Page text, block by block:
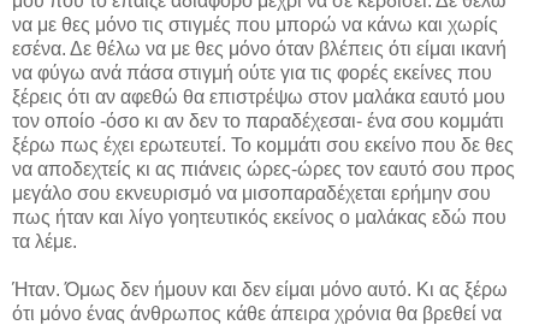
να με θες μόνο τις στιγμές που μπορώ να κάνω και χωρίς
εσένα. Δε θέλω να με θες μόνο όταν βλέπεις ότι είμαι ικανή
να φύγω ανά πάσα στιγμή ούτε για τις φορές εκείνες που
ξέρεις ότι αν αφεθώ θα επιστρέψω στον μαλάκα εαυτό μου
τον οποίο -όσο κι αν δεν το παραδέχεσαι- ένα σου κομμάτι
ξέρω πως έχει ερωτευτεί. Το κομμάτι σου εκείνο που δε θες
να αποδεχτείς κι ας πιάνεις ώρες-ώρες τον εαυτό σου προς
μεγάλο σου εκνευρισμό να μισοπαραδέχεται ερήμην σου
πως ήταν και λίγο γοητευτικός εκείνος ο μαλάκας εδώ που
τα λέμε.
Ήταν. Όμως δεν ήμουν και δεν είμαι μόνο αυτό. Κι ας ξέρω
ότι μόνο ένας άνθρωπος κάθε άπειρα χρόνια θα βρεθεί να